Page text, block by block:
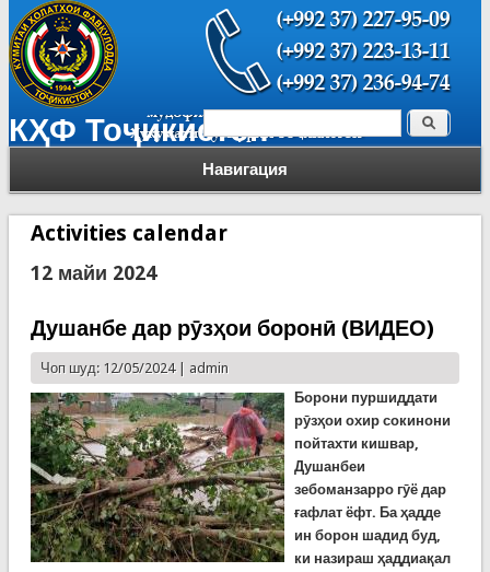
КҲФ Тоҷикистон
Навигация
Форма поиска Поиск
Activities calendar
12 майи 2024
Душанбе дар рӯзҳои боронӣ (ВИДЕО)
Чоп шуд: 12/05/2024 | admin
Борони пуршиддати
рӯзҳои охир сокинони
пойтахти кишвар,
Душанбеи
зебоманзарро гӯё дар
ғафлат ёфт. Ба ҳадде
ин борон шадид буд,
ки назираш ҳаддиақал